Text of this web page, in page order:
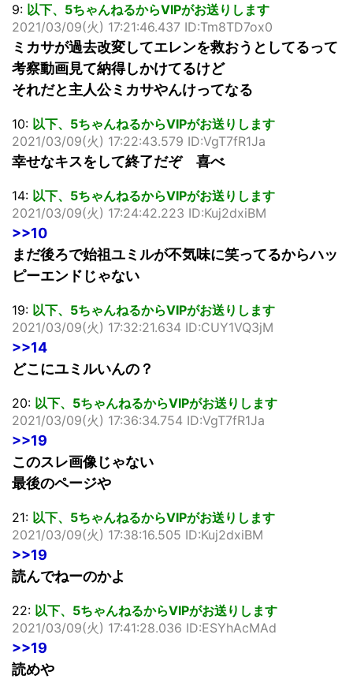
9: 以下、5ちゃんねるからVIPがお送りします
2021/03/09(火) 17:21:46.437 ID:Tm8TD7ox0
ミカサが過去改変してエレンを救おうとしてるって
考察動画見て納得しかけてるけど
それだと主人公ミカサやんけってなる
10: 以下、5ちゃんねるからVIPがお送りします
2021/03/09(火) 17:22:43.579 ID:VgT7fR1Ja
幸せなキスをして終了だぞ 喜べ
14: 以下、5ちゃんねるからVIPがお送りします
2021/03/09(火) 17:24:42.223 ID:Kuj2dxiBM
>>10
まだ後ろで始祖ユミルが不気味に笑ってるからハッ
ピーエンドじゃない
19: 以下、5ちゃんねるからVIPがお送りします
2021/03/09(火) 17:32:21.634 ID:CUY1VQ3jM
>>14
どこにユミルいんの？
20: 以下、5ちゃんねるからVIPがお送りします
2021/03/09(火) 17:36:34.754 ID:VgT7fR1Ja
>>19
このスレ画像じゃない
最後のページや
21: 以下、5ちゃんねるからVIPがお送りします
2021/03/09(火) 17:38:16.505 ID:Kuj2dxiBM
>>19
読んでねーのかよ
22: 以下、5ちゃんねるからVIPがお送りします
2021/03/09(火) 17:41:28.036 ID:ESYhAcMAd
>>19
読めや